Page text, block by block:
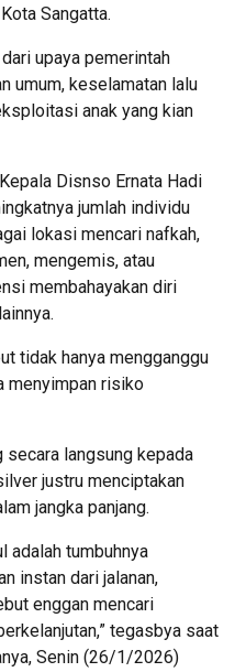
Sangatta.
upaya pemerintah
umum, keselamatan lalu
anak yang kian
Disnso Ernata Hadi
jumlah individu
lokasi mencari nafkah,
mengemis, atau
membahayakan diri
tidak hanya mengganggu
menyimpan risiko
secara langsung kepada
justru menciptakan
jangka panjang.
adalah tumbuhnya
instan dari jalanan,
enggan mencari
tegasbya saat
Senin (26/1/2026)